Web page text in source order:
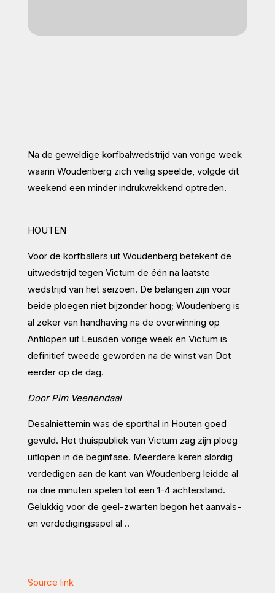
Na de geweldige korfbalwedstrijd van vorige week
waarin Woudenberg zich veilig speelde, volgde dit
weekend een minder indrukwekkend optreden.
HOUTEN
Voor de korfballers uit Woudenberg betekent de
uitwedstrijd tegen Victum de één na laatste
wedstrijd van het seizoen. De belangen zijn voor
beide ploegen niet bijzonder hoog; Woudenberg is
al zeker van handhaving na de overwinning op
Antilopen uit Leusden vorige week en Victum is
definitief tweede geworden na de winst van Dot
eerder op de dag.
Door Pim Veenendaal
Desalniettemin was de sporthal in Houten goed
gevuld. Het thuispubliek van Victum zag zijn ploeg
uitlopen in de beginfase. Meerdere keren slordig
verdedigen aan de kant van Woudenberg leidde al
na drie minuten spelen tot een 1-4 achterstand.
Gelukkig voor de geel-zwarten begon het aanvals-
en verdedigingsspel al ..
Source link